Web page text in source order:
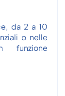
da 2 a 10
o nelle
funzione